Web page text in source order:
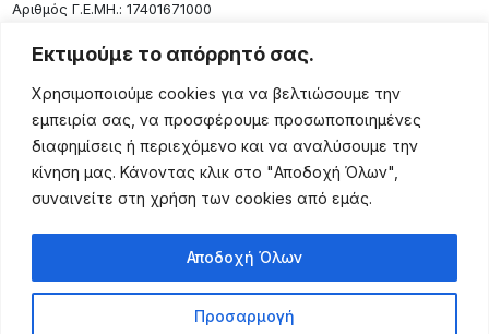
Εκτιμούμε το απόρρητό σας.
Χρησιμοποιούμε cookies για να βελτιώσουμε την
εμπειρία σας, να προσφέρουμε προσωποποιημένες
διαφημίσεις ή περιεχόμενο και να αναλύσουμε την
κίνηση μας. Κάνοντας κλικ στο "Αποδοχή Όλων",
συναινείτε στη χρήση των cookies από εμάς.
Προσαρμογή
Αποδοχή Όλων
Aριθμός Γ.Ε.ΜΗ.: 17401671000
Επικοινωνία
Ρόδου 133, Αθήνα 10443
(+30) 211 725 5427
sales@lightingexpert.gr
Χρήσιμες Σελίδες
Προϊόντα